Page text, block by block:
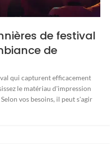
de festival
de
qui capturent efficacement
le matériau d'impression
vos besoins, il peut s'agir